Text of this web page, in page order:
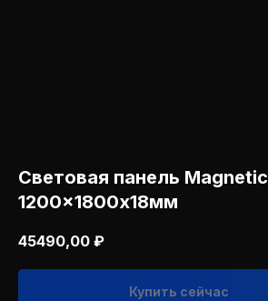
Световая панель Magnetic
1200x1800х18мм
45490,00 ₽
Купить сейчас